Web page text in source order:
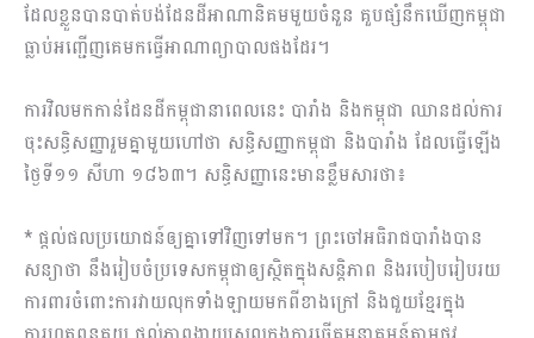
ដែលខ្លួនបានបាត់បង់ដែនដីអាណានិគមមួយចំនួន គួបផ្សំនឹកឃើញកម្ពុជា
ធ្លាប់អញ្ជើញគេមកធ្វើអាណាព្យាបាលផងដែរ។
ការវិលមកកាន់ដែនដីកម្ពុជានាពេលនេះ បារាំង និងកម្ពុជា ឈានដល់ការ
ចុះសន្ធិសញ្ញារួមគ្នាមួយហៅថា សន្ធិសញ្ញាកម្ពុជា និងបារាំង ដែលធ្វើឡើង
ថ្ងៃទី១១ សីហា ១៨៦៣។ សន្ធិសញ្ញានេះមានខ្លឹមសារថា៖
* ផ្ដល់ផលប្រយោជន៍ឲ្យគ្នាទៅវិញទៅមក។ ព្រះចៅអធិរាជបារាំងបាន
សន្យាថា នឹងរៀបចំប្រទេសកម្ពុជាឲ្យស្ថិតក្នុងសន្តិភាព និងរបៀបរៀបរយ
ការពារចំពោះការវាយលុកទាំងឡាយមកពីខាងក្រៅ និងជួយខ្មែរក្នុង